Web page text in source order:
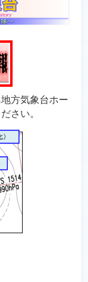
方気象台ホー
さい。